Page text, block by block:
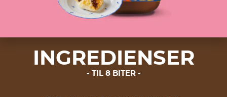
INGREDIENSER
TIL 8 BITER